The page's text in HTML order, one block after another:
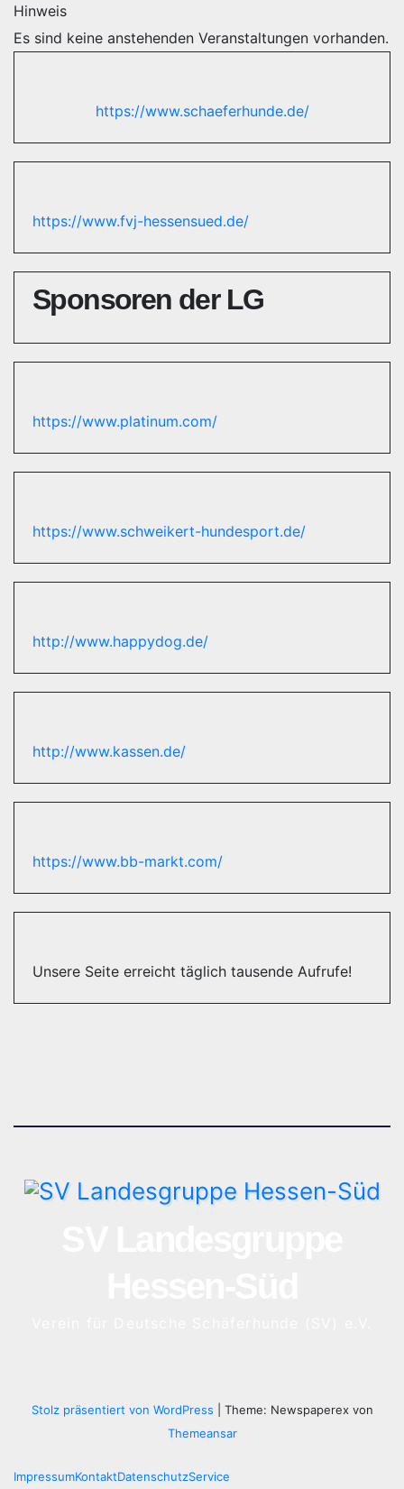
Hinweis
Es sind keine anstehenden Veranstaltungen vorhanden.
https://www.schaeferhunde.de/
https://www.fvj-hessensued.de/
Sponsoren der LG
https://www.platinum.com/
https://www.schweikert-hundesport.de/
http://www.happydog.de/
http://www.kassen.de/
https://www.bb-markt.com/
Unsere Seite erreicht täglich tausende Aufrufe!
Stolz präsentiert von WordPress
Theme: Newspaperex von
Themeansar
ImpressumKontaktDatenschutzService